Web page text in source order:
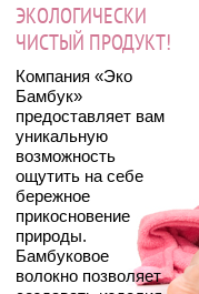
ЭКОЛОГИЧЕСКИ
ЧИСТЫЙ ПРОДУКТ!
Компания «Эко
Бамбук»
предоставляет вам
уникальную
возможность
ощутить на себе
бережное
прикосновение
природы.
Бамбуковое
волокно позволяет